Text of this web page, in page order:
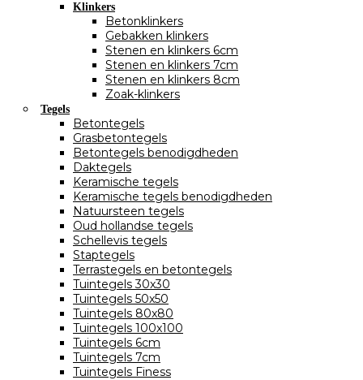
Klinkers
Betonklinkers
Gebakken klinkers
Stenen en klinkers 6cm
Stenen en klinkers 7cm
Stenen en klinkers 8cm
Zoak-klinkers
Tegels
Betontegels
Grasbetontegels
Betontegels benodigdheden
Daktegels
Keramische tegels
Keramische tegels benodigdheden
Natuursteen tegels
Oud hollandse tegels
Schellevis tegels
Staptegels
Terrastegels en betontegels
Tuintegels 30x30
Tuintegels 50x50
Tuintegels 80x80
Tuintegels 100x100
Tuintegels 6cm
Tuintegels 7cm
Tuintegels Finess